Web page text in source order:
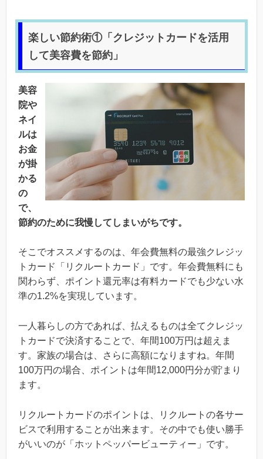
楽しい節約術①「クレジットカードを活用
して美容費を節約」
美容
院や
ネイ
ルは
お金
が掛
かる
の
で、
節約のために我慢してしまいがちです。
そこでオススメするのは、年会費無料の最強クレジッ
トカード「リクルートカード」です。年会費無料にも
関わらず、ポイント還元率は有料カードでも少ない水
準の1.2%を実現しています。
一人暮らしの方であれば、払えるものは全てクレジッ
トカードで決済することで、年間100万円は超えま
す。家族の場合は、さらに高額になりますね。年間
100万円の場合、ポイントは年間12,000円分が貯まり
ます。
リクルートカードのポイントは、リクルートの各サー
ビスで利用することが出来ます。その中でも使い勝手
がいいのが「ホットペッパービューティー」です。